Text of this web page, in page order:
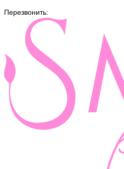
Перезвонить: